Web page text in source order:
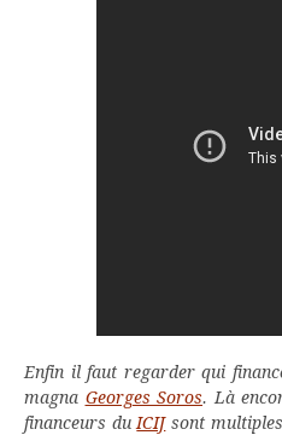
Enfin il faut regarder qui
magna Georges Soros. Là
financeurs du ICIJsont multiples